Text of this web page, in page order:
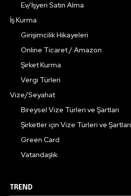
Ev/İşyeri Satın Alma
İş Kurma
Girişimcilik Hikayeleri
Online Ticaret / Amazon
Şirket Kurma
Vergi Türleri
Vize/Seyahat
Bireysel Vize Türleri ve Şartları
Şirketler için Vize Türleri ve Şartları
Green Card
Vatandaşlık
TREND